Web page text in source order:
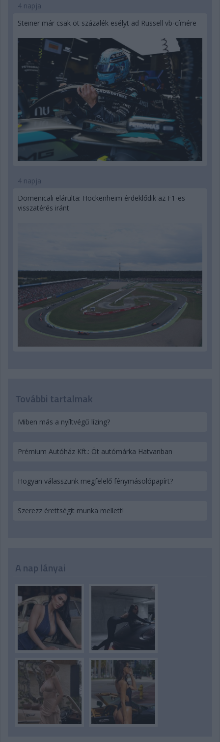
4 napja
Steiner már csak öt százalék esélyt ad Russell vb-címére
4 napja
Domenicali elárulta: Hockenheim érdeklődik az F1-es
visszatérés iránt
További tartalmak
Miben más a nyíltvégű lízing?
Prémium Autóház Kft.: Öt autómárka Hatvanban
Hogyan válasszunk megfelelő fénymásolópapírt?
Szerezz érettségit munka mellett!
A nap lányai